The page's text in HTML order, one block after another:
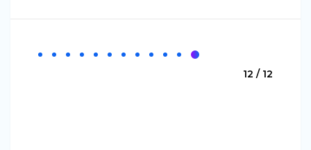
12 / 12